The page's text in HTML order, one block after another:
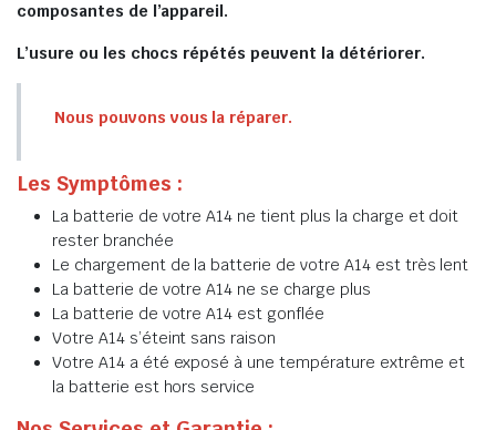
composantes de l’appareil.
L’usure ou les chocs répétés peuvent la détériorer.
Nous pouvons vous la réparer.
Les Symptômes :
La batterie de votre A14 ne tient plus la charge et doit
rester branchée
Le chargement de la batterie de votre A14 est très lent
La batterie de votre A14 ne se charge plus
La batterie de votre A14 est gonflée
Votre A14 s’éteint sans raison
Votre A14 a été exposé à une température extrême et
la batterie est hors service